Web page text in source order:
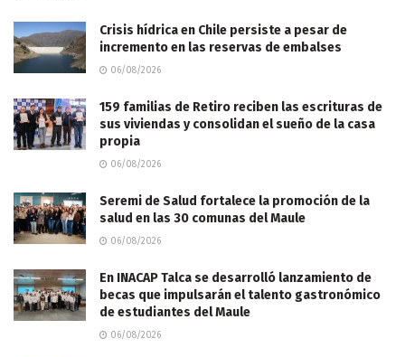
Crisis hídrica en Chile persiste a pesar de
incremento en las reservas de embalses
06/08/2026
159 familias de Retiro reciben las escrituras de
sus viviendas y consolidan el sueño de la casa
propia
06/08/2026
Seremi de Salud fortalece la promoción de la
salud en las 30 comunas del Maule
06/08/2026
En INACAP Talca se desarrolló lanzamiento de
becas que impulsarán el talento gastronómico
de estudiantes del Maule
06/08/2026